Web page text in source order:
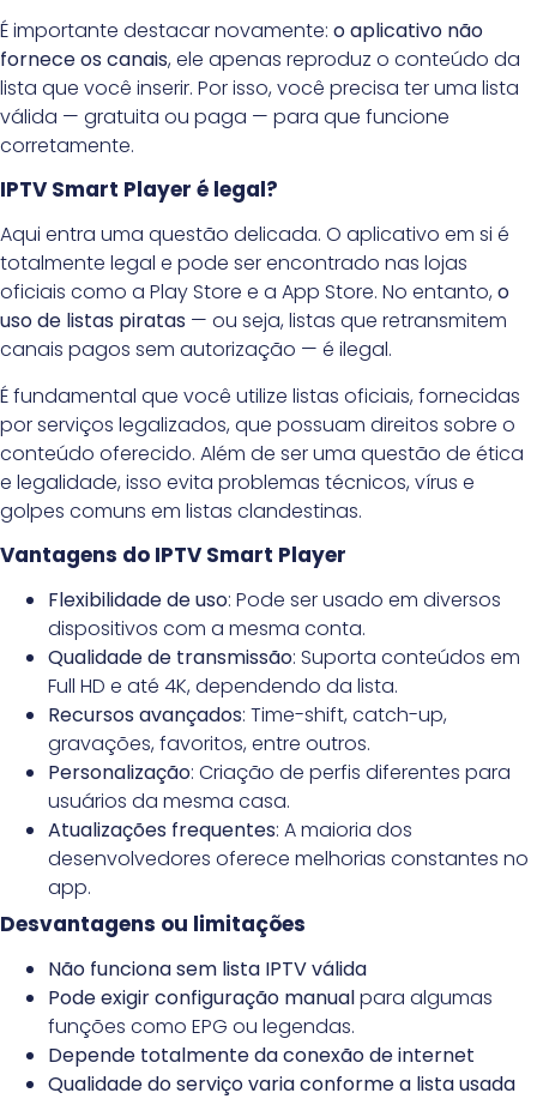
É importante destacar novamente: o aplicativo não
fornece os canais, ele apenas reproduz o conteúdo da
lista que você inserir. Por isso, você precisa ter uma lista
válida — gratuita ou paga — para que funcione
corretamente.
IPTV Smart Player é legal?
Aqui entra uma questão delicada. O aplicativo em si é
totalmente legal e pode ser encontrado nas lojas
oficiais como a Play Store e a App Store. No entanto,o
uso de listas piratas — ou seja, listas que retransmitem
canais pagos sem autorização — é ilegal.
É fundamental que você utilize listas oficiais, fornecidas
por serviços legalizados, que possuam direitos sobre o
conteúdo oferecido. Além de ser uma questão de ética
e legalidade, isso evita problemas técnicos, vírus e
golpes comuns em listas clandestinas.
Vantagens do IPTV Smart Player
Flexibilidade de uso: Pode ser usado em diversos
dispositivos com a mesma conta.
Qualidade de transmissão: Suporta conteúdos em
Full HD e até 4K, dependendo da lista.
Recursos avançados: Time-shift, catch-up,
gravações, favoritos, entre outros.
Personalização: Criação de perfis diferentes para
usuários da mesma casa.
Atualizações frequentes: A maioria dos
desenvolvedores oferece melhorias constantes no
app.
Desvantagens ou limitações
Não funciona sem lista IPTV válida
Pode exigir configuração manualpara algumas
funções como EPG ou legendas.
Depende totalmente da conexão de internet
Qualidade do serviço varia conforme a lista usada